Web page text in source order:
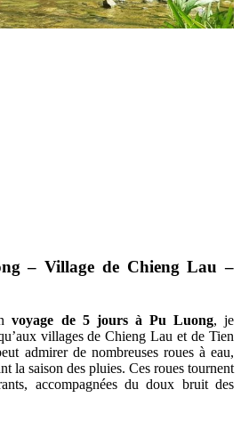
– Village de Chieng Lau –
voyage de 5 jours à Pu Luong, je
villages de Chieng Lau et de Tien
admirer de nombreuses roues à eau,
la saison des pluies. Ces roues tournent
accompagnées du doux bruit des